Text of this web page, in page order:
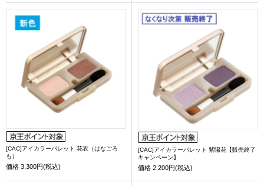
[CAC]アイカラーパレット 花衣（はなごろ
も）
価格 3,300円(税込)
[CAC]アイカラーパレット 紫陽花【販売終了
キャンペーン】
価格 2,200円(税込)